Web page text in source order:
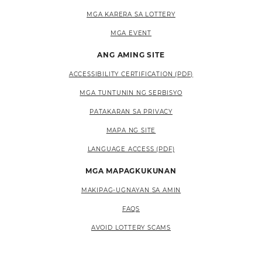
MGA KARERA SA LOTTERY
MGA EVENT
ANG AMING SITE
ACCESSIBILITY CERTIFICATION (PDF)
MGA TUNTUNIN NG SERBISYO
PATAKARAN SA PRIVACY
MAPA NG SITE
LANGUAGE ACCESS (PDF)
MGA MAPAGKUKUNAN
MAKIPAG-UGNAYAN SA AMIN
FAQS
AVOID LOTTERY SCAMS